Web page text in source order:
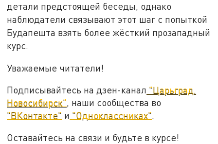
детали предстоящей беседы, однако
наблюдатели связывают этот шаг с попыткой
Будапешта взять более жёсткий прозападный
курс.
Уважаемые читатели!
Подписывайтесь на дзен-канал "Царьград.
Новосибирск", наши сообщества во
"ВКонтакте" и "Одноклассниках".
Оставайтесь на связи и будьте в курсе!